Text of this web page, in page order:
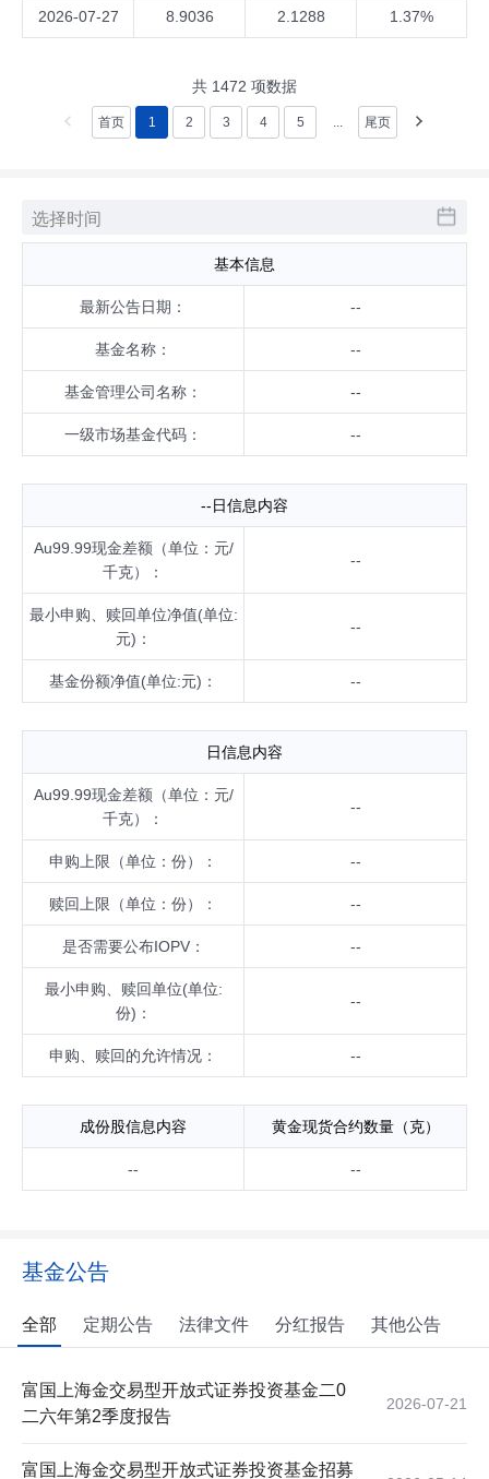
2026-07-27 8.9036 2.1288 1.37%
共 1472 项数据
首页 1 2 3 4 5 ... 尾页
实物申赎
基本信息
最新公告日期： --
基金名称： --
基金管理公司名称： --
一级市场基金代码： --
--日信息内容
Au99.99现金差额（单位：元/
千克）：
--
最小申购、赎回单位净值(单位:
元)：
--
基金份额净值(单位:元)： --
日信息内容
Au99.99现金差额（单位：元/
千克）：
--
申购上限（单位：份）： --
赎回上限（单位：份）： --
是否需要公布IOPV： --
最小申购、赎回单位(单位:
份)：
--
申购、赎回的允许情况： --
成份股信息内容 黄金现货合约数量（克）
-- --
基金公告
全部 定期公告 法律文件 分红报告 其他公告
富国上海金交易型开放式证券投资基金二0
二六年第2季度报告
2026-07-21
富国上海金交易型开放式证券投资基金招募